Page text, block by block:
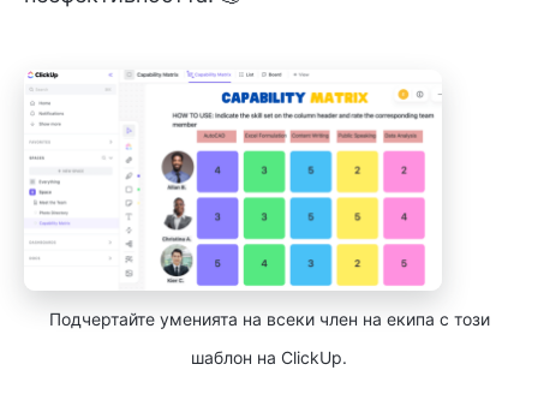
Подчертайте уменията на всеки член на екипа с този
шаблон на ClickUp.